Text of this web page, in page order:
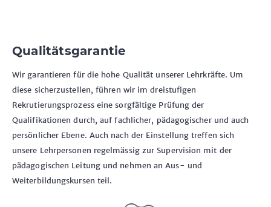
Qualitätsgarantie
Wir garantieren für die hohe Qualität unserer Lehrkräfte. Um
diese sicherzustellen, führen wir im dreistufigen
Rekrutierungsprozess eine sorgfältige Prüfung der
Qualifikationen durch, auf fachlicher, pädagogischer und auch
persönlicher Ebene. Auch nach der Einstellung treffen sich
unsere Lehrpersonen regelmässig zur Supervision mit der
pädagogischen Leitung und nehmen an Aus- und
Weiterbildungskursen teil.